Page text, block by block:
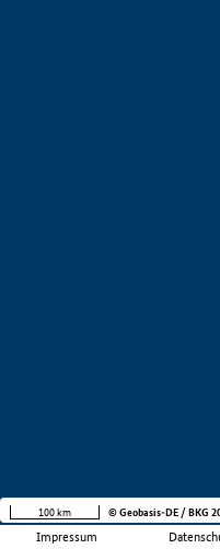
Impressum
100 km © Geobasis-DE / BKG